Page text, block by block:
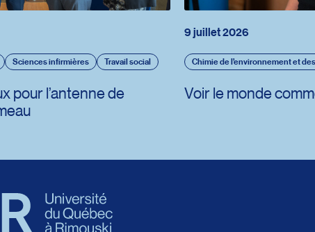
Sciences infirmières Travail social
pour l’antenne de
9 juillet 2026
Chimie de l’environnement et
Voir le monde